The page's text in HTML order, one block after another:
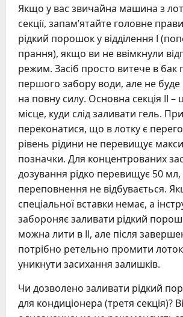
Якщо у вас звичайна машина з
секції, запам’ятайте головне
рідкий порошок у відділення I
прання), якщо ви не ввімкнули
режим. Засіб просто витече в бак
першого забору води, але не
на повну силу. Основна секція II –
місце, куди слід заливати гель.
переконатися, що в лотку є
рівень рідини не перевищує
позначки. Для концентрованих
дозування рідко перевищує 50
переповнення не відбувається.
спеціальної вставки немає, а
забороняє заливати рідкий
можна лити в II, але після
потрібно ретельно промити
уникнути засихання залишків.
Чи дозволено заливати рідкий
для кондиціонера (третя секція)?